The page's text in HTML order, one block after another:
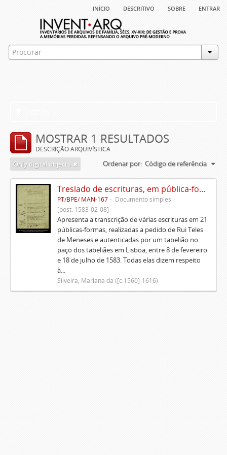
início descritivo sobre entrar
MOSTRAR 1 RESULTADOS
DESCRIÇÃO ARQUIVÍSTICA
Only digital objects Ordenar por: Código de referência
Treslado de escrituras, em pública-forma, de Rui Teles de Meneses
PT/BPE/ MAN-167
Documento simples
[post. 1583-02-08]
Apresenta a transcrição de várias escrituras em 21
públicas-formas, realizadas a pedido de Rui Teles
de Meneses e autenticadas por um tabelião no
paço dos tabeliães em Lisboa, entre 8 de fevereiro
e 18 de julho de 1583. Todas elas dizem respeito
à...
Silveira, Mariana da ([c.1560]-1616)